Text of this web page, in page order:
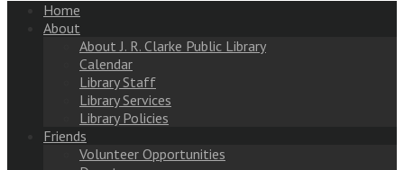
Home
About
About J. R. Clarke Public Library
Calendar
Library Staff
Library Services
Library Policies
Friends
Volunteer Opportunities